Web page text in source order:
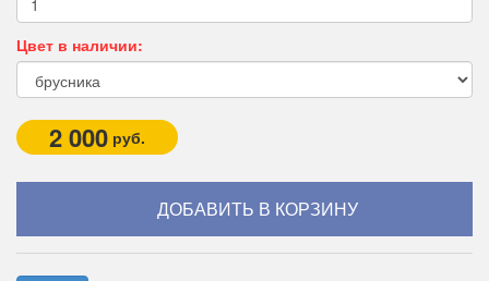
Цвет в наличии:
2 000 руб.